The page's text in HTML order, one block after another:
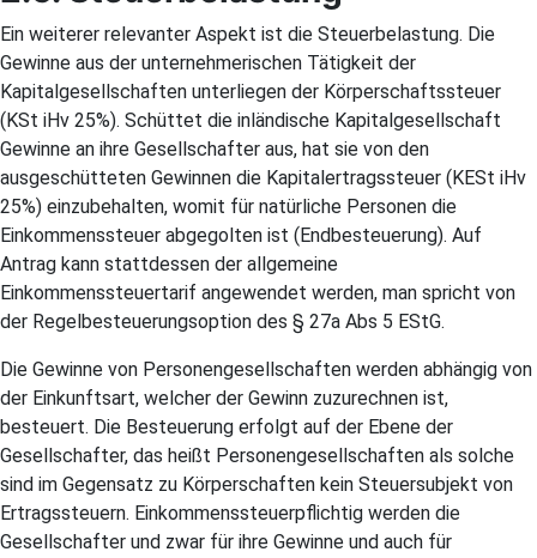
Ein weiterer relevanter Aspekt ist die Steuerbelastung. Die
Gewinne aus der unternehmerischen Tätigkeit der
Kapitalgesellschaften unterliegen der Körperschaftssteuer
(KSt iHv 25%). Schüttet die inländische Kapitalgesellschaft
Gewinne an ihre Gesellschafter aus, hat sie von den
ausgeschütteten Gewinnen die Kapitalertragssteuer (KESt iHv
25%) einzubehalten, womit für natürliche Personen die
Einkommenssteuer abgegolten ist (Endbesteuerung). Auf
Antrag kann stattdessen der allgemeine
Einkommenssteuertarif angewendet werden, man spricht von
der Regelbesteuerungsoption des § 27a Abs 5 EStG.
Die Gewinne von Personengesellschaften werden abhängig von
der Einkunftsart, welcher der Gewinn zuzurechnen ist,
besteuert. Die Besteuerung erfolgt auf der Ebene der
Gesellschafter, das heißt Personengesellschaften als solche
sind im Gegensatz zu Körperschaften kein Steuersubjekt von
Ertragssteuern. Einkommenssteuerpflichtig werden die
Gesellschafter und zwar für ihre Gewinne und auch für